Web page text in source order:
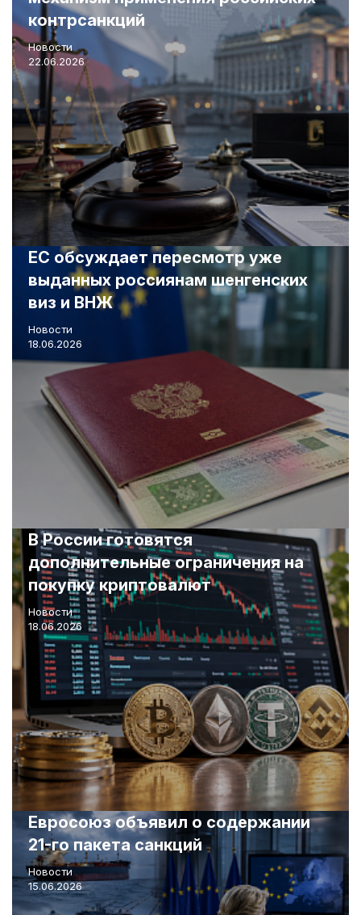
контрсанкций
Новости
22.06.2026
ЕС обсуждает пересмотр уже
выданных россиянам шенгенских
виз и ВНЖ
Новости
18.06.2026
В России готовятся
дополнительные ограничения на
покупку криптовалют
Новости
18.06.2026
Евросоюз объявил о содержании
21-го пакета санкций
Новости
15.06.2026